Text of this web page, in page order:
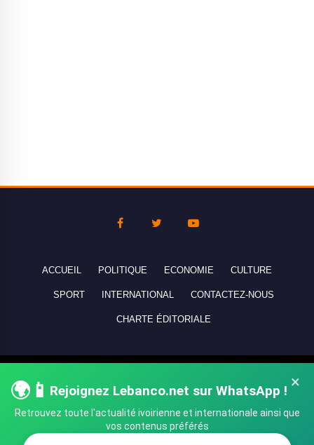
×
🌍📱 Rejoignez Lebanco.net sur WhatsApp !
Retrouvez toute l'actualité ivoirienne et internationale ainsi que
vos contenus préférés
ACCUEIL POLITIQUE ECONOMIE CULTURE
SPORT INTERNATIONAL CONTACTEZ-NOUS
CHARTE ÉDITORIALE
réservés - All rights reserved.